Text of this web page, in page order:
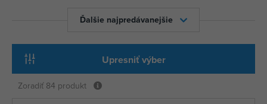
Ďalšie najpredávanejšie
Upresniť výber
Zoradiť 84 produkt